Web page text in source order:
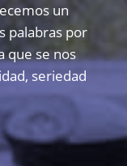
un
palabras por
que se nos
seriedad